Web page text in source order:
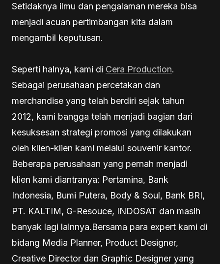
Setidaknya ilmu dan pengalaman mereka bisa
menjadi acuan pertimbangan kita dalam
mengambil keputusan.
Seperti halnya, kami di Cera Production.
Sebagai perusahaan percetakan dan
merchandise yang telah berdiri sejak tahun
2012, kami bangga telah menjadi bagian dari
kesuksesan strategi promosi yang dilakukan
oleh klien-klien kami melalui souvenir kantor.
Beberapa perusahaan yang pernah menjadi
klien kami diantranya: Pertamina, Bank
Indonesia, Bumi Putera, Body & Soul, Bank BRI,
PT. KALTIM, G-Resouce, INDOSAT dan masih
banyak lagi lainnya.Bersama para expert kami di
bidang Media Planner, Product Designer,
Creative Director dan Graphic Designer yang